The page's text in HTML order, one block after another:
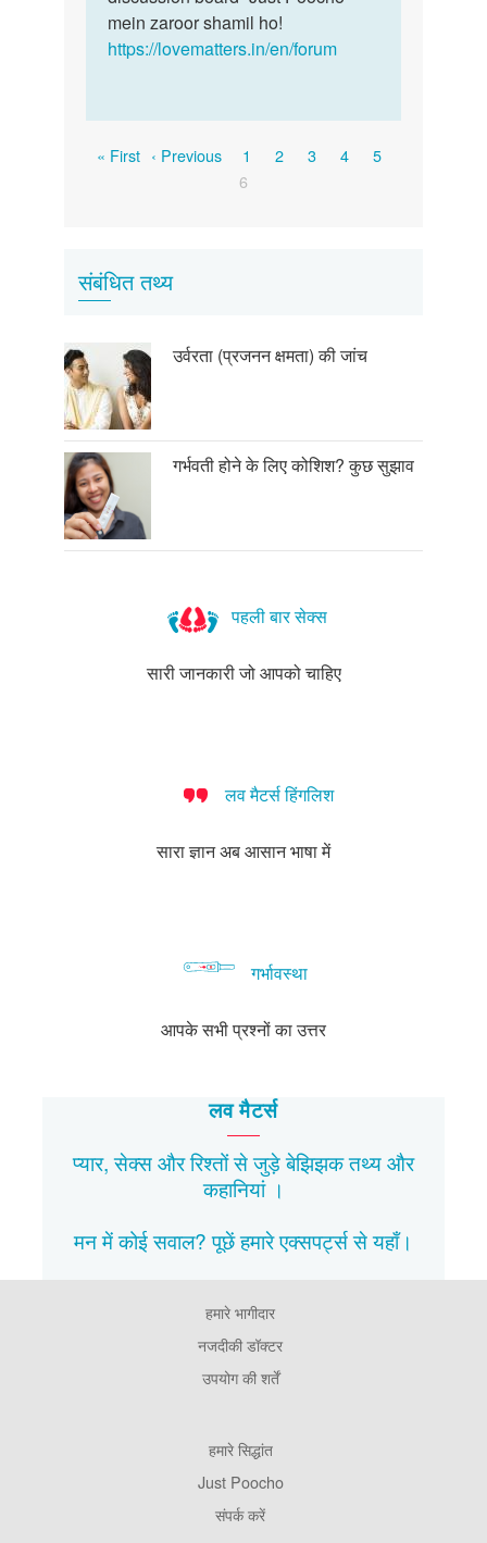
mein zaroor shamil ho!
https://lovematters.in/en/forum
Pagination
First
« First Previous
‹ Previous Page
1 Page
2 Page
3 Page
4 Page
5
Current
6
संबंधित तथ्य
उर्वरता (प्रजनन क्षमता) की जांच
गर्भवती होने के लिए कोशिश? कुछ सुझाव
पहली बार सेक्स
सारी जानकारी जो आपको चाहिए
लव मैटर्स हिंगलिश
सारा ज्ञान अब आसान भाषा में
गर्भावस्था
आपके सभी प्रश्नों का उत्तर
लव मैटर्स
प्यार, सेक्स और रिश्तों से जुड़े बेझिझकतथ्यऔर
कहानियां।
मन में कोई सवाल? पूछें हमारे एक्सपर्ट्स सेयहाँ।
हमारे भागीदार
नजदीकी डॉक्टर
उपयोग की शर्तें
हमारे सिद्धांत
Just Poocho
संपर्क करें